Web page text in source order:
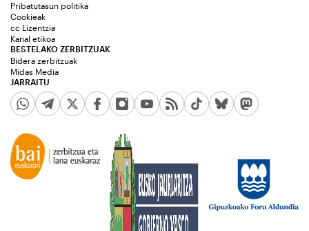
JARRAITU
Pribatutasun politika
Cookieak
cc Lizentzia
Kanal etikoa
BESTELAKO ZERBITZUAK
Bidera zerbitzuak
Midas Media